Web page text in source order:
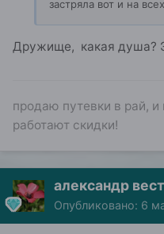
застряла вот и на
Дружище, какая душа?
продаю путевки в рай,
работают скидки!
александр
Опубликовано: 6